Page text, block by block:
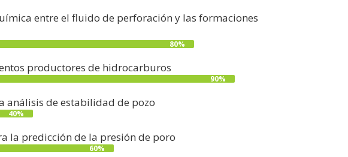
entre el fluido de perforación y las formaciones
80%
productores de hidrocarburos
90%
análisis de estabilidad de pozo
40%
la predicción de la presión de poro
60%